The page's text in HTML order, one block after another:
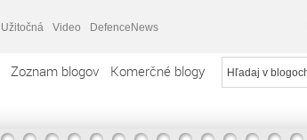
Užitočná Video DefenceNews
Zoznam blogov Komerčné blogy